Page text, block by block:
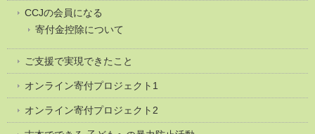
CCJの会員になる
寄付金控除について
ご支援で実現できたこと
オンライン寄付プロジェクト1
オンライン寄付プロジェクト2